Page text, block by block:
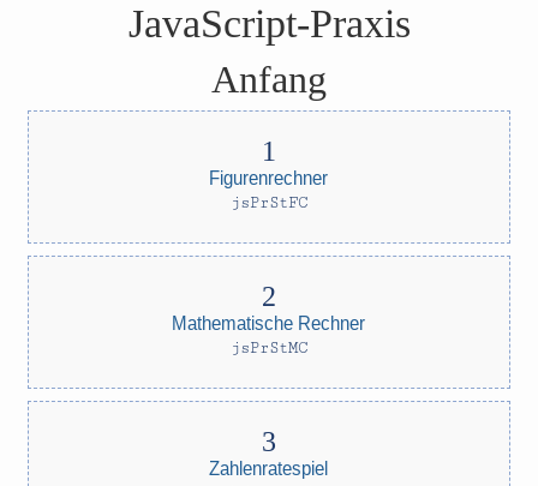
JavaScript-Praxis
Anfang
Figurenrechner
jsPrStFC
Mathematische Rechner
jsPrStMC
Zahlenratespiel